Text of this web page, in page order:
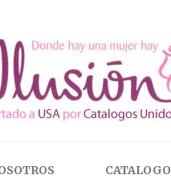
CATALOGO